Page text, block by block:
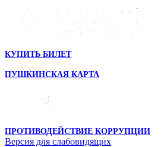
КУПИТЬ БИЛЕТ
ПУШКИНСКАЯ КАРТА
ПРОТИВОДЕЙСТВИЕ КОРРУПЦИИ
Версия для слабовидящих